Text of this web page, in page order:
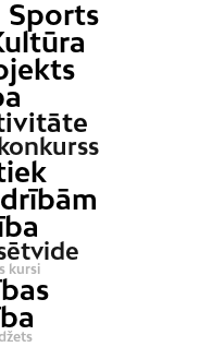
Sports
kursi